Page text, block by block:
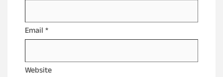
Email *
Website